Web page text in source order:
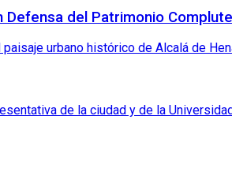
Defensa del Patrimonio